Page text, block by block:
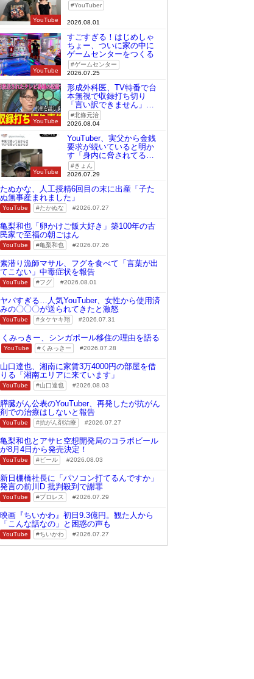
YouTube
YouTuber
2026.08.01
YouTube
すごすぎる！はじめしゃ
ちょー、ついに家の中に
ゲームセンターをつくる
ゲームセンター
2026.07.25
YouTube
形成外科医、TV特番で台
本無視で収録打ち切り
「言い訳できません」と
謝罪北條元治
2026.08.04
YouTube
YouTuber、実父から金銭
要求が続いていると明か
す「身内に脅されてる
の」きょん
2026.07.29
たぬかな、人工授精6回目の末に出産「子た
ぬ無事産まれました」
YouTube たかぬな 2026.07.27
亀梨和也「卵かけご飯大好き」築100年の古
民家で至福の朝ごはん
YouTube 亀梨和也 2026.07.26
素潜り漁師マサル、フグを食べて「言葉が出
てこない」中毒症状を報告
YouTube フグ 2026.08.01
ヤバすぎる…人気YouTuber、女性から使用済
みの〇〇〇が送られてきたと激怒
YouTube タケヤキ翔 2026.07.31
くみっきー、シンガポール移住の理由を語る
YouTube くみっきー 2026.07.28
山口達也、湘南に家賃3万4000円の部屋を借
りる「湘南エリアに来ています」
YouTube 山口達也 2026.08.03
膵臓がん公表のYouTuber、再発したが抗がん
剤での治療はしないと報告
YouTube 抗がん剤治療 2026.07.27
亀梨和也とアサヒ空想開発局のコラボビール
が8月4日から発売決定！
YouTube ビール 2026.08.03
新日棚橋社長に「パソコン打てるんですか」
発言の前川D 批判殺到で謝罪
YouTube プロレス 2026.07.29
映画『ちいかわ』初日9.3億円。観た人から
「こんな話なの」と困惑の声も
YouTube ちいかわ 2026.07.27